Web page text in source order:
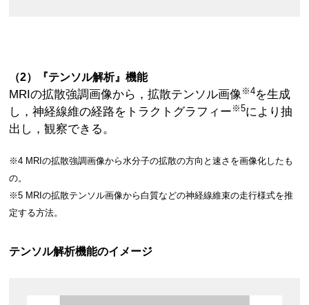
（2）『テンソル解析』機能
MRIの拡散強調画像から，拡散テンソル画像 ※4を生成
し，神経線維の経路をトラクトグラフィー ※5により抽
出し，観察できる。
※4 MRIの拡散強調画像から水分子の拡散の方向と速さを画像化したも
の。
※5 MRIの拡散テンソル画像から白質などの神経線維束の走行様式を推
定する方法。
テンソル解析機能のイメージ